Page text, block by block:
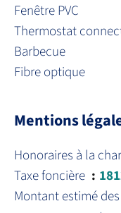
Fenêtre PVC
Thermostat
Barbecue
Fibre optique
Mentions
Honoraires à la
Taxe foncière
Montant estimé